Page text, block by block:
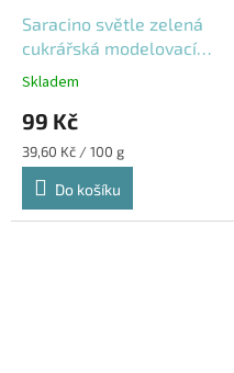
Saracino světle zelená
cukrářská modelovací
hmota 250g
Skladem
99 Kč
Měrná
cena:
39,60 Kč / 100 g
Do košíku